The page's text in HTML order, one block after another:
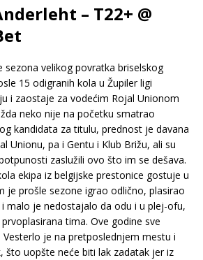
– T22+ @
sezona velikog povratka briselskog
15 odigranih kola u Župiler ligi
i zaostaje za vodećim Rojal Unionom
neko nije na početku smatrao
kandidata za titulu, prednost je davana
Unionu, pa i Gentu i Klub Brižu, ali su
zaslužili ovo što im se dešava.
ekipa iz belgijske prestonice gostuje u
je prošle sezone igrao odlično, plasirao
malo je nedostajalo da odu i u plej-ofu,
tima. Ove godine sve
je na pretposlednjem mestu i
što uopšte neće biti lak zadatak jer iz